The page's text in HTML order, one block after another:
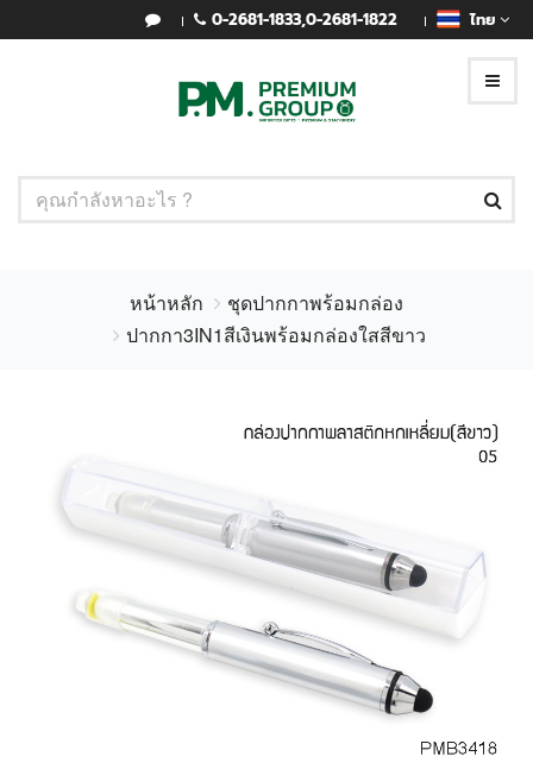
0-2681-1833,0-2681-1822 ไทย
หน้าหลัก
ชุดปากกาพร้อมกล่อง
ปากกา3IN1สีเงินพร้อมกล่องใสสีขาว